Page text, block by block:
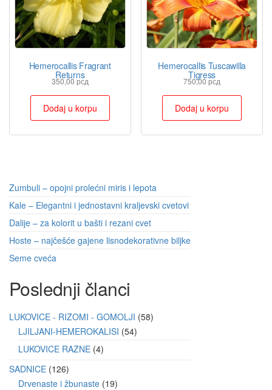
Hemerocallis Fragrant
Returns
350,00рсд
Dodaj u korpu
Hemerocallis Tuscawilla
Tigress
750,00рсд
Dodaj u korpu
Zumbuli – opojni prolećni miris i lepota
Kale – Elegantni i jednostavni kraljevski cvetovi
Dalije – za kolorit u bašti i rezani cvet
Hoste – najčešće gajene lisnodekorativne biljke
Seme cveća
Poslednji članci
LUKOVICE - RIZOMI - GOMOLJI 58
LJILJANI-HEMEROKALISI 54
LUKOVICE RAZNE 4
SADNICE 126
Drvenaste i žbunaste 19